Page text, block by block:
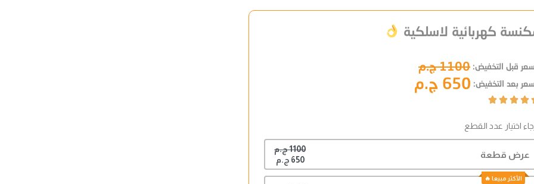
كهربائية لاسلكية
قبل التخفيض: 1100 ج.م
بعد التخفيض: 650 ج.م




اختيار عدد القطع
عرض قطعة
1100 ج.م
650 ج.م